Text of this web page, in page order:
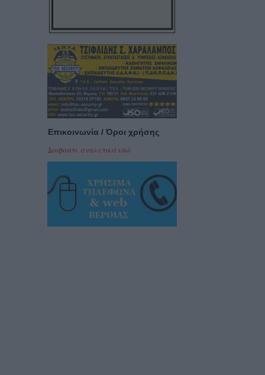
Επικοινωνία / Όροι χρήσης
Διαβαστε αναλυτικά εδώ